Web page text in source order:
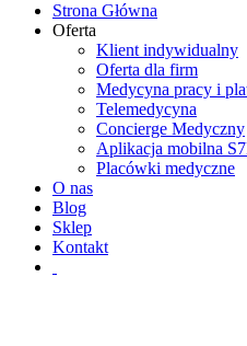
Strona Główna
Oferta
Klient indywidualny
Oferta dla firm
Medycyna pracy i
Telemedycyna
Concierge Medyczny
Aplikacja mobilna
Placówki medyczne
O nas
Blog
Sklep
Kontakt